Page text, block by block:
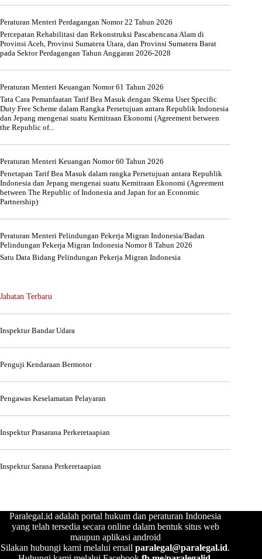
Peraturan Menteri Perdagangan Nomor 22 Tahun 2026
Percepatan Rehabilitasi dan Rekonstruksi Pascabencana Alam di
Provinsi Aceh, Provinsi Sumatera Utara, dan Provinsi Sumatera Barat
pada Sektor Perdagangan Tahun Anggaran 2026-2028
Peraturan Menteri Keuangan Nomor 61 Tahun 2026
Tata Cara Pemanfaatan Tarif Bea Masuk dengan Skema User Specific
Duty Free Scheme dalam Rangka Persetujuan antara Republik Indonesia
dan Jepang mengenai suatu Kemitraan Ekonomi (Agreement between
the Republic of...
Peraturan Menteri Keuangan Nomor 60 Tahun 2026
Penetapan Tarif Bea Masuk dalam rangka Persetujuan antara Republik
Indonesia dan Jepang mengenai suatu Kemitraan Ekonomi (Agreement
between The Republic of Indonesia and Japan for an Economic
Partnership)
Peraturan Menteri Pelindungan Pekerja Migran Indonesia/Badan
Pelindungan Pekerja Migran Indonesia Nomor 8 Tahun 2026
Satu Data Bidang Pelindungan Pekerja Migran Indonesia
Jabatan Terbaru
Inspektur Bandar Udara
Penguji Kendaraan Bermotor
Pengawas Keselamatan Pelayaran
Inspektur Prasarana Perkeretaapian
Inspektur Sarana Perkeretaapian
Paralegal.id adalah portal hukum dan peraturan Indonesia
yang telah tersedia secara online dalam bentuk situs web
maupun aplikasi android
Silakan hubungi kami melalui emailparalegal@paralegal.id.